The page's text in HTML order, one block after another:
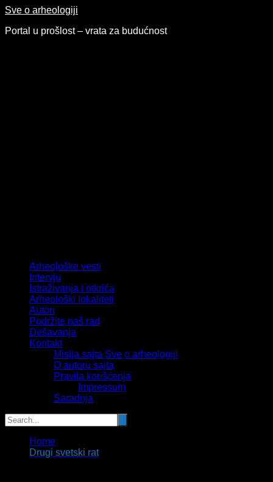
Skip
content
Sve o arheologiji
Portal u prošlost – vrata za budućnost
Arheološke vesti
Intervju
Istraživanja i otkrića
Arheološki lokaliteti
Autori
Podržite naš rad
Dešavanja
Kontakt
Misija sajta Sve o arheologiji
O autoru sajta
Pravila korišćenja
Impressum
Saradnja
Home
Drugi svetski rat